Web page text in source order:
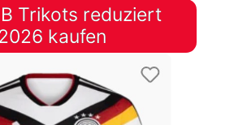
Trikots reduziert
kaufen